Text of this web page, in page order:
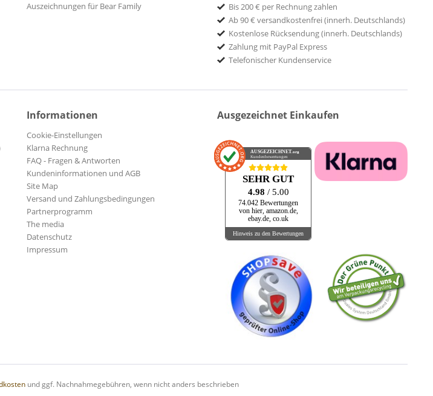
Auszeichnungen für Bear Family
Bis 200 € per Rechnung zahlen
Ab 90 € versandkostenfrei (innerh. Deutschlands)
Kostenlose Rücksendung (innerh. Deutschlands)
Zahlung mit PayPal Express
Telefonischer Kundenservice
Informationen
Cookie-Einstellungen
Klarna Rechnung
FAQ - Fragen & Antworten
Kundeninformationen und AGB
Site Map
Versand und Zahlungsbedingungen
Partnerprogramm
The media
Datenschutz
Impressum
Ausgezeichnet Einkaufen
AUSGEZEICHNET .org
Kundenbewertungen
SEHR GUT
4.98 / 5.00
74.042 Bewertungen
von hier, amazon.de,
ebay.de, co.uk
Hinweis zu den Bewertungen
und ggf. Nachnahmegebühren, wenn nicht anders beschrieben